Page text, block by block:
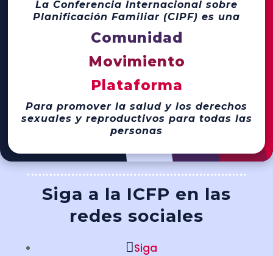
La Conferencia Internacional sobre
Planificación Familiar (CIPF) es una
Comunidad
Movimiento
Plataforma
Para promover la salud y los derechos
sexuales y reproductivos para todas las
personas
Siga a la ICFP en las
redes sociales
Siga